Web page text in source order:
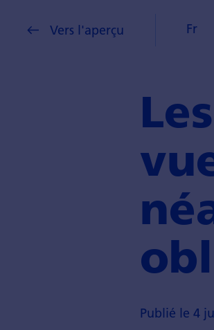
Vers l'aperçu Fr
Publié le 4